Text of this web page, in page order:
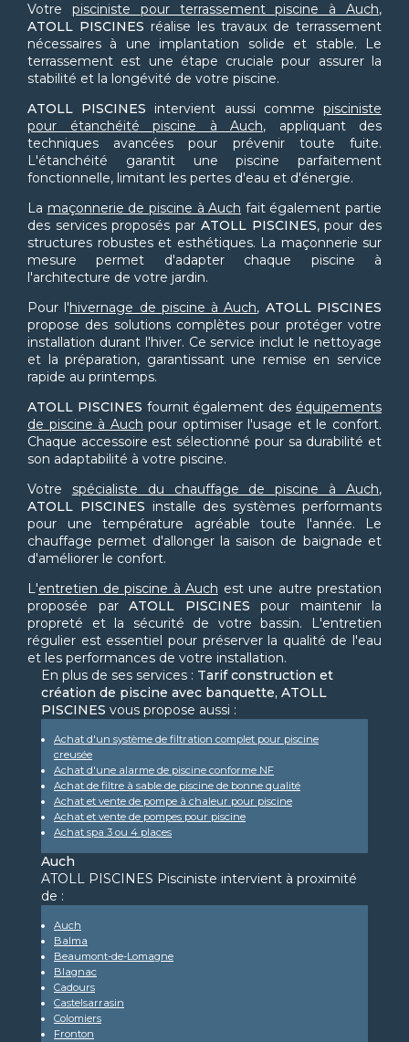
Votre pisciniste pour terrassement piscine à Auch,
ATOLL PISCINES réalise les travaux de terrassement
nécessaires à une implantation solide et stable. Le
terrassement est une étape cruciale pour assurer la
stabilité et la longévité de votre piscine.
ATOLL PISCINES intervient aussi commepisciniste
pour étanchéité piscine à Auch, appliquant des
techniques avancées pour prévenir toute fuite.
L'étanchéité garantit une piscine parfaitement
fonctionnelle, limitant les pertes d'eau et d'énergie.
La maçonnerie de piscine à Auch fait également partie
des services proposés par ATOLL PISCINES, pour des
structures robustes et esthétiques. La maçonnerie sur
mesure permet d'adapter chaque piscine à
l'architecture de votre jardin.
Pour l'hivernage de piscine à Auch, ATOLL PISCINES
propose des solutions complètes pour protéger votre
installation durant l'hiver. Ce service inclut le nettoyage
et la préparation, garantissant une remise en service
rapide au printemps.
ATOLL PISCINES fournit également des équipements
de piscine à Auch pour optimiser l'usage et le confort.
Chaque accessoire est sélectionné pour sa durabilité et
son adaptabilité à votre piscine.
Votre spécialiste du chauffage de piscine à Auch,
ATOLL PISCINES installe des systèmes performants
pour une température agréable toute l'année. Le
chauffage permet d'allonger la saison de baignade et
d'améliorer le confort.
L'entretien de piscine à Auch est une autre prestation
proposée par ATOLL PISCINES pour maintenir la
propreté et la sécurité de votre bassin. L'entretien
régulier est essentiel pour préserver la qualité de l'eau
et les performances de votre installation.
En plus de ses services : Tarif construction et
création de piscine avec banquette, ATOLL
PISCINES vous propose aussi :
Achat d'un système de filtration complet pour piscine
creusée
Achat d'une alarme de piscine conforme NF
Achat de filtre à sable de piscine de bonne qualité
Achat et vente de pompe à chaleur pour piscine
Achat et vente de pompes pour piscine
Achat spa 3 ou 4 places
Auch
ATOLL PISCINES Pisciniste intervient à proximité
de :
Auch
Balma
Beaumont-de-Lomagne
Blagnac
Cadours
Castelsarrasin
Colomiers
Fronton